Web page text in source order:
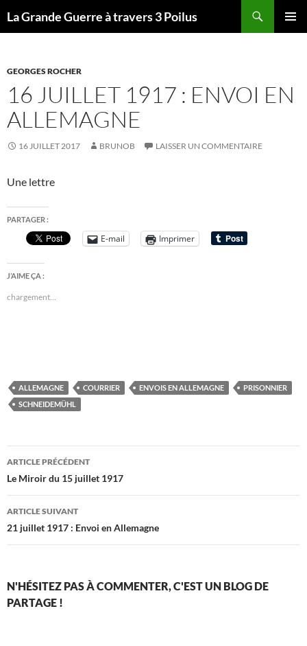
La Grande Guerre à travers 3 Poilus
GEORGES ROCHER
16 JUILLET 1917 : ENVOI EN
ALLEMAGNE
16 JUILLET 2017 BRUNOB LAISSER UN COMMENTAIRE
Une lettre
PARTAGER :
E-mail Imprimer
J’AIME ÇA :
chargement…
ALLEMAGNE COURRIER ENVOIS EN ALLEMAGNE
PRISONNIER
SCHNEIDEMÜHL
Navigation
des
articles
ARTICLE PRÉCÉDENT
Le Miroir du 15 juillet 1917
ARTICLE SUIVANT
21 juillet 1917 : Envoi en Allemagne
N'HÉSITEZ PAS À COMMENTER, C'EST UN BLOG DE
PARTAGE !